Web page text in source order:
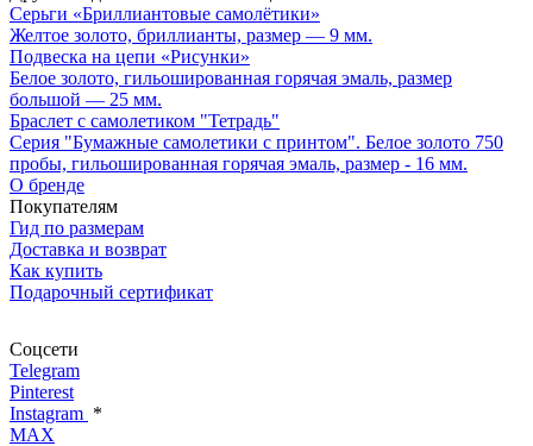
Серьги «Бриллиантовые самолётики»
Желтое золото, бриллианты, размер — 9 мм.
Подвеска на цепи «Рисунки»
Белое золото, гильошированная горячая эмаль, размер
большой — 25 мм.
Браслет с самолетиком "Тетрадь"
Серия "Бумажные самолетики с принтом". Белое золото 750
пробы, гильошированная горячая эмаль, размер - 16 мм.
О бренде
Покупателям
Гид по размерам
Доставка и возврат
Как купить
Подарочный сертификат
Соцсети
Telegram
Pinterest
Instagram *
MAX